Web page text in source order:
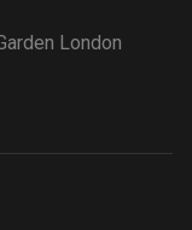
London